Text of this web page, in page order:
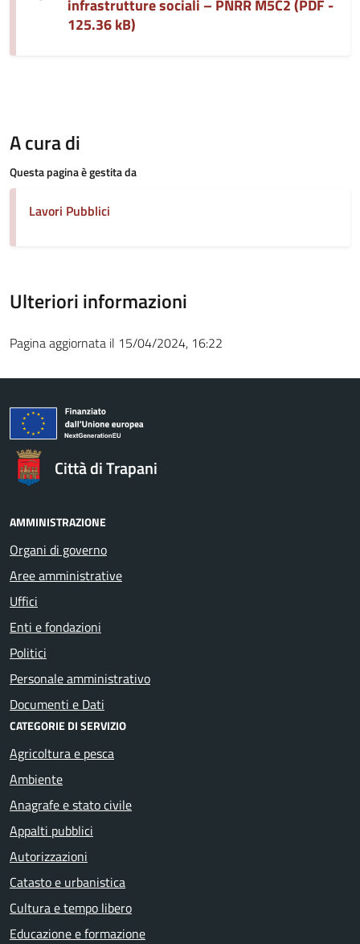
infrastrutture sociali – PNRR M5C2 (PDF -
125.36 kB)
A cura di
Questa pagina è gestita da
Lavori Pubblici
Ulteriori informazioni
Pagina aggiornata il 15/04/2024, 16:22
Città di Trapani
AMMINISTRAZIONE
Organi di governo
Aree amministrative
Uffici
Enti e fondazioni
Politici
Personale amministrativo
Documenti e Dati
CATEGORIE DI SERVIZIO
Agricoltura e pesca
Ambiente
Anagrafe e stato civile
Appalti pubblici
Autorizzazioni
Catasto e urbanistica
Cultura e tempo libero
Educazione e formazione